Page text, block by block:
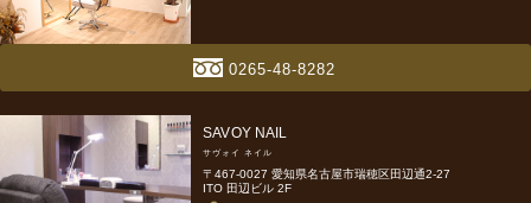
0265-48-8282
SAVOY NAIL
サヴォイ ネイル
〒467-0027 愛知県名古屋市瑞穂区田辺通2-27
ITO 田辺ビル 2F